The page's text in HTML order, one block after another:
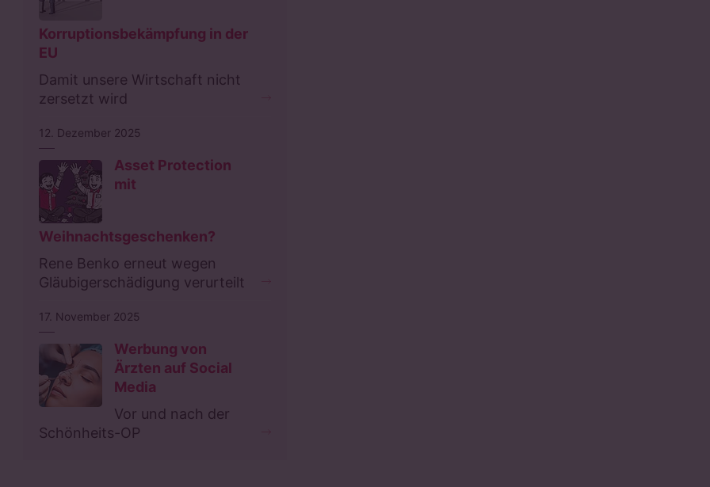
Korruptionsbekämpfung in der
EU
Damit unsere Wirtschaft nicht
zersetzt wird
12. Dezember 2025
Asset Protection
mit
Weihnachtsgeschenken?
Rene Benko erneut wegen
Gläubigerschädigung verurteilt
17. November 2025
Werbung von
Ärzten auf Social
Media
Vor und nach der
Schönheits-OP